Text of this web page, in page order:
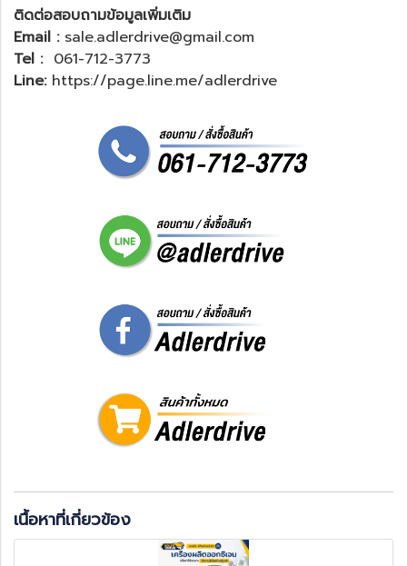
ติดต่อสอบถามข้อมูลเพิ่มเติม
Email : sale.adlerdrive@gmail.com
Tel : 061-712-3773
Line: https://page.line.me/adlerdrive
เนื้อหาที่เกี่ยวข้อง